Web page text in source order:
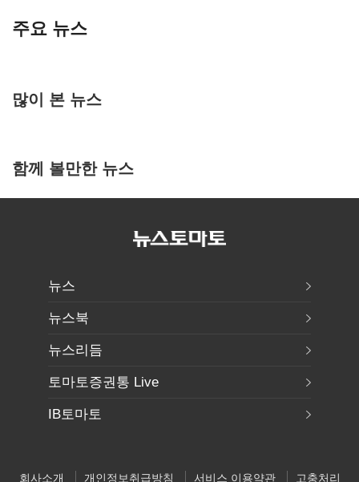
주요 뉴스
많이 본 뉴스
함께 볼만한 뉴스
뉴스
뉴스북
뉴스리듬
토마토증권통 Live
IB토마토
회사소개 개인정보취급방침 서비스 이용약관 고충처리